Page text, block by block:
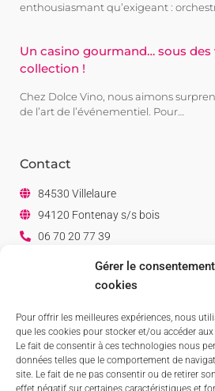
Gérer le
cookies
Pour offrir les meilleures expériences, nous
que les cookies pour stocker et/ou accéder
Le fait de consentir à ces technologies nous
données telles que le comportement de
site. Le fait de ne pas consentir ou de retirer
effet négatif sur certaines caractéristiques et
enthousiasmant qu’exigeant :
Un casino gourmand… sous des
collection !
Chez Dolce Vino, nous aimons
de l’art de l’événementiel. Pour…
Contact
84530 Villelaure
94120 Fontenay s/s bois
06 70 20 77 39